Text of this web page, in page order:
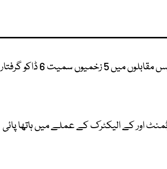
سمیت 6 ڈاکو گرفتار
اور کے الیکٹرک کے عملے میں ہاتھا پائی